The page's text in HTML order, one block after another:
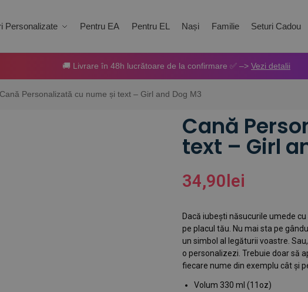
Personalizate Pentru EA Pentru EL Nași Familie Seturi Cadou
🚚 Livrare în 48h lucrătoare de la confirmare ✅ –> Vezi detalii
Cană Personalizată cu nume și text – Girl and Dog M3
Cană
text – Girl
34,90 lei
Dacă iubești năsucurile umede
pe placul tău. Nu mai sta pe
un simbol al legăturii voastre.
o personalizezi. Trebuie doar să
fiecare nume din exemplu cât și
Volum 330 ml (11oz)